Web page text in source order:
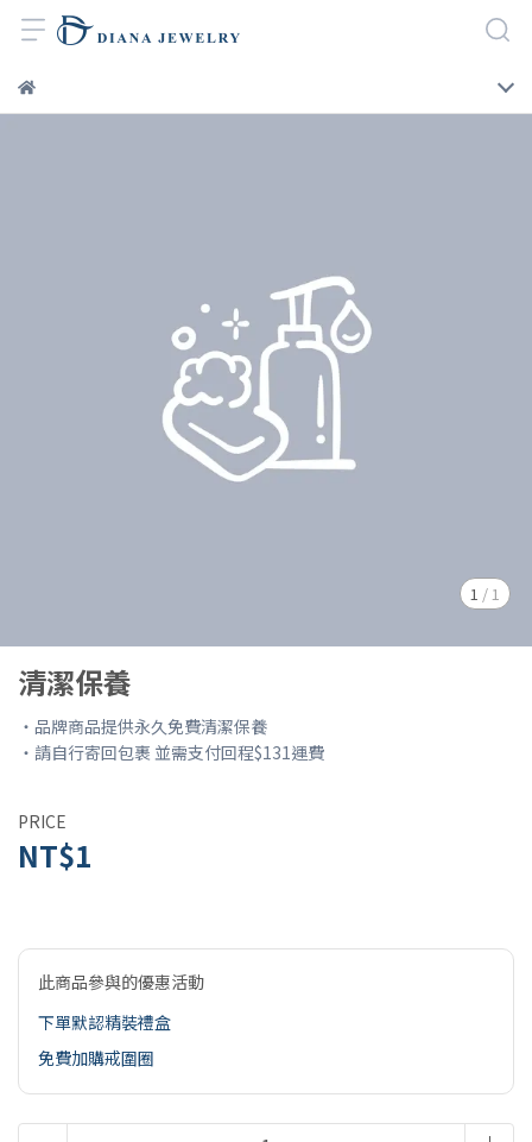
1 / 1
清潔保養
・品牌商品提供永久免費清潔保養
・請自行寄回包裹 並需支付回程$131運費
PRICE
NT$1
此商品參與的優惠活動
下單默認精裝禮盒
免費加購戒圍圈